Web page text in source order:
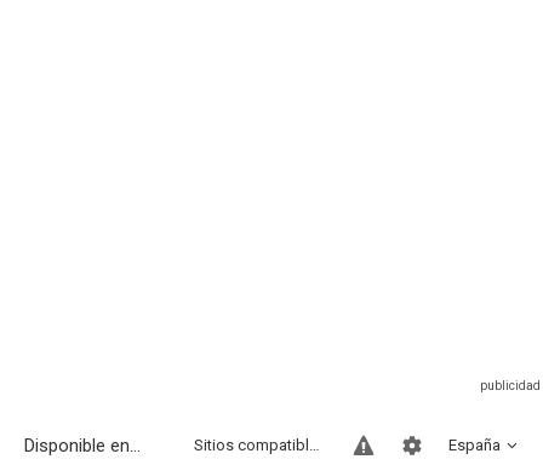
Disponible en... España
Sitios compatibles